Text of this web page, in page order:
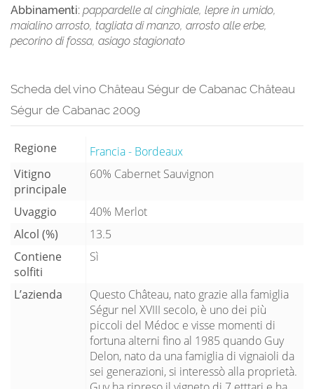
Abbinamenti: pappardelle al cinghiale, lepre in umido,
maialino arrosto, tagliata di manzo, arrosto alle erbe,
pecorino di fossa, asiago stagionato
Scheda del vino Château Ségur de Cabanac Château
Ségur de Cabanac 2009
Regione
Francia - Bordeaux
Vitigno
principale
60% Cabernet Sauvignon
Uvaggio
40% Merlot
Alcol (%)
13.5
Contiene
solfiti
Sì
L’azienda
Questo Château, nato grazie alla famiglia
Ségur nel XVIII secolo, è uno dei più
piccoli del Médoc e visse momenti di
fortuna alterni fino al 1985 quando Guy
Delon, nato da una famiglia di vignaioli da
sei generazioni, si interessò alla proprietà.